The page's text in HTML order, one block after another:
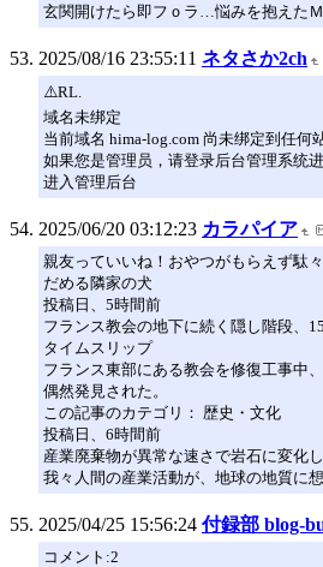
玄関開けたら即フｏラ…悩みを抱えたＭ
2025/08/16 23:55:11 ネタさか2ch
⚠️RL.
域名未绑定
当前域名 hima-log.com 尚未绑定到任何
如果您是管理员，请登录后台管理系统进
进入管理后台
2025/06/20 03:12:23 カラパイア
親友っていいね！おやつがもらえず駄
だめる隣家の犬
投稿日、5時間前
フランス教会の地下に続く隠し階段、
タイムスリップ
フランス東部にある教会を修復工事中
偶然発見された。
この記事のカテゴリ： 歴史・文化
投稿日、6時間前
産業廃棄物が異常な速さで岩石に変化
我々人間の産業活動が、地球の地質に
2025/04/25 15:56:24 付録部 blog-
コメント:2